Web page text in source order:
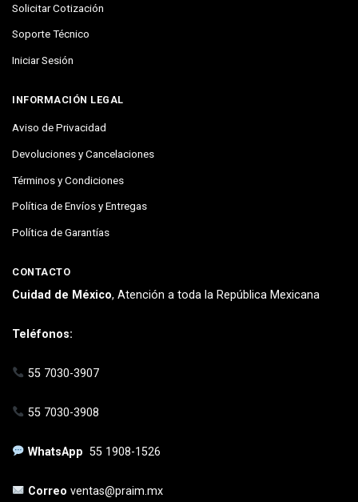
Solicitar Cotización
Soporte Técnico
Iniciar Sesión
INFORMACIÓN LEGAL
Aviso de Privacidad
Devoluciones y Cancelaciones
Términos y Condiciones
Política de Envíos y Entregas
Política de Garantías
CONTACTO
Cuidad de México, Atención a toda la República Mexicana
Teléfonos:
55 7030-3907
55 7030-3908
WhatsApp55 1908-1526
Correoventas@praim.mx